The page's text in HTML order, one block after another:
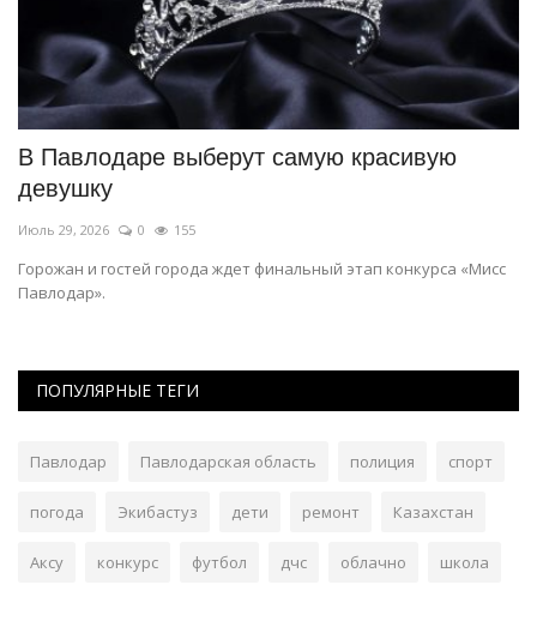
В Павлодаре выберут самую красивую
девушку
Июль 29, 2026 0 155
Горожан и гостей города ждет финальный этап конкурса «Мисс
Павлодар».
ПОПУЛЯРНЫЕ ТЕГИ
Павлодар Павлодарская область полиция спорт
погода Экибастуз дети ремонт Казахстан
Аксу конкурс футбол дчс облачно школа